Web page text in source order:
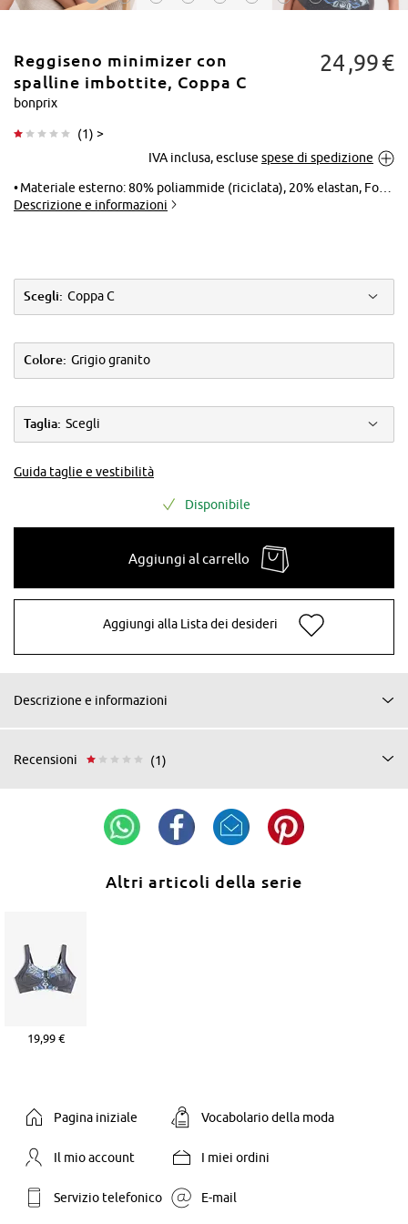
ingrandire
Reggiseno minimizer con
spalline imbottite, Coppa C
bonprix
(1) >
24 99€
IVA inclusa, escluse spese di spedizione
Materiale esterno: 80% poliammide (riciclata), 20% elastan, Fodera: 87% poliammide, 13% elastan, Pizzo: 100% poliammide, Rete: 87% poliammide, 13% elastan
Descrizione e informazioni
Scegli: Coppa C
Colore: Grigio granito
Taglia: Scegli
Guida taglie e vestibilità
Disponibile
Aggiungi al carrello
Aggiungi alla Lista dei desideri
Descrizione e informazioni
Recensioni (1)
Altri articoli della serie
19,99 €
Pagina iniziale Vocabolario della moda
Il mio account I miei ordini
Servizio telefonico E-mail